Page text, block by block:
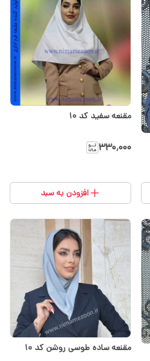
مقنعه سفید کد 10
۳۳۰٬۰۰۰
افزودن به سبد
مقنعه ساده طوسی روشن کد ۱۰